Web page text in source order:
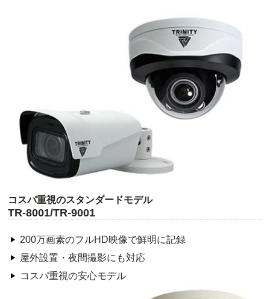
コスパ重視のスタンダードモデル
TR-8001/TR-9001
200万画素のフルHD映像で鮮明に記録
屋外設置・夜間撮影にも対応
コスパ重視の安心モデル